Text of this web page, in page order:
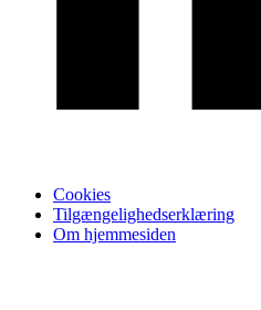
Cookies
Tilgængelighedserklæring
Om hjemmesiden